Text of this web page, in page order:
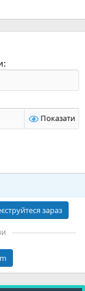
Показати
зараз